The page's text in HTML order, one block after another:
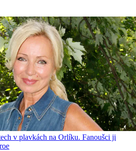
v plavkách na Orlíku. Fanoušci ji